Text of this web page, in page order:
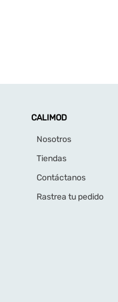
CALIMOD
Nosotros
Tiendas
Contáctanos
Rastrea tu pedido